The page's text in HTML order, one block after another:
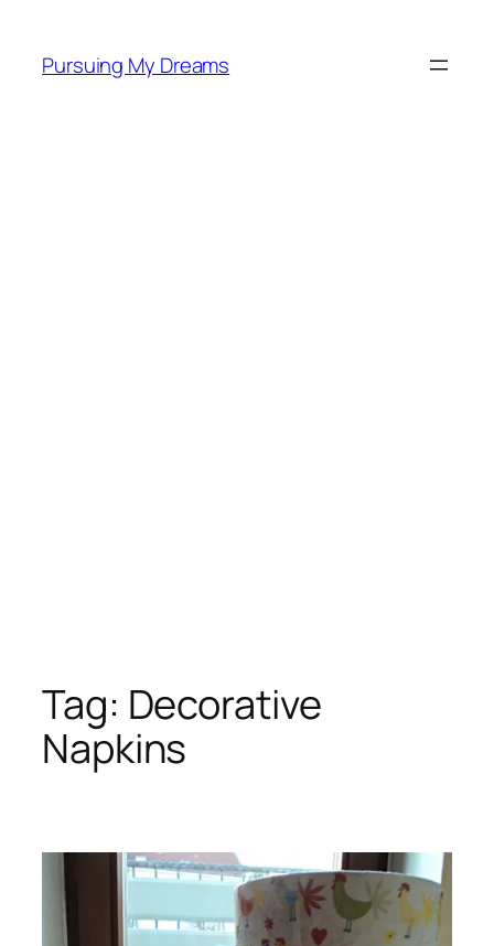
content
Pursuing My Dreams
Tag: Decorative
Napkins